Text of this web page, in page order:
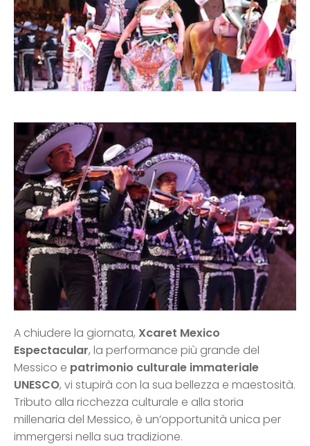
A chiudere la giornata, Xcaret Mexico
Espectacular, la performance più grande del
Messico e patrimonio culturale immateriale
UNESCO, vi stupirà con la sua bellezza e maestosità.
Tributo alla ricchezza culturale e alla storia
millenaria del Messico, è un’opportunità unica per
immergersi nella sua tradizione.